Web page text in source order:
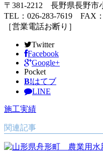
〒381-2212 長野県長野市
TEL：026-283-7619 FAX
［営業電話お断り］
Twitter
Facebook
Google+
Pocket
B!はてブ
LINE
施工実績
関連記事